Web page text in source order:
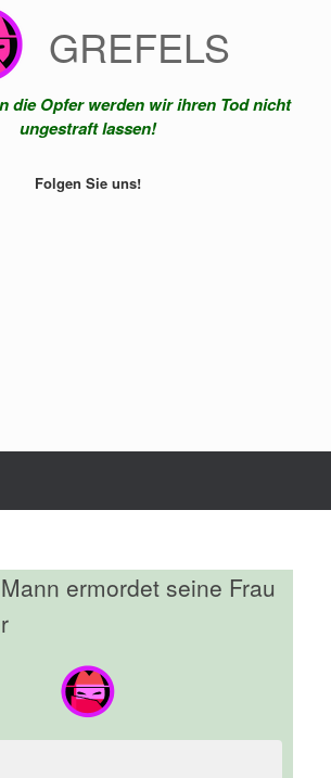
GREFELS
die Opfer werden wir ihren Tod nicht
ungestraft lassen!
Folgen Sie uns!
ermordet seine Frau